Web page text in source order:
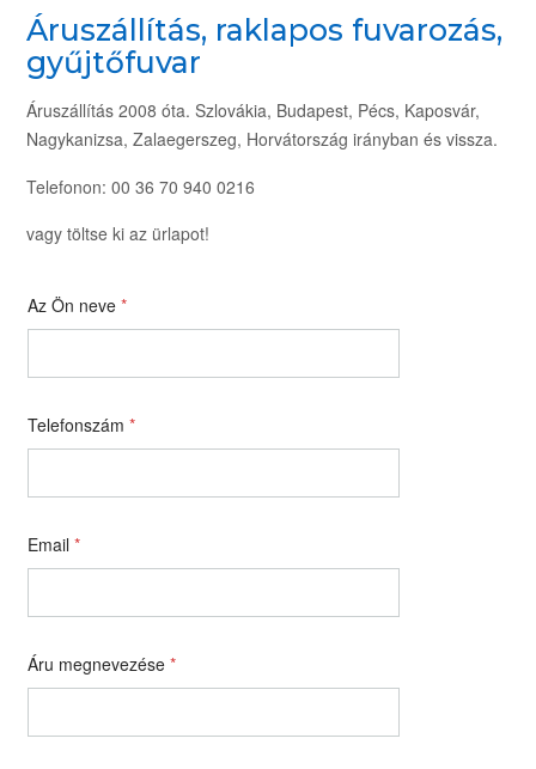
Áruszállítás, raklapos fuvarozás,
gyűjtőfuvar
Áruszállítás 2008 óta. Szlovákia, Budapest, Pécs, Kaposvár,
Nagykanizsa, Zalaegerszeg, Horvátország irányban és vissza.
Telefonon: 00 36 70 940 0216
vagy töltse ki az ürlapot!
Az Ön neve *
Telefonszám *
Email *
Áru megnevezése *